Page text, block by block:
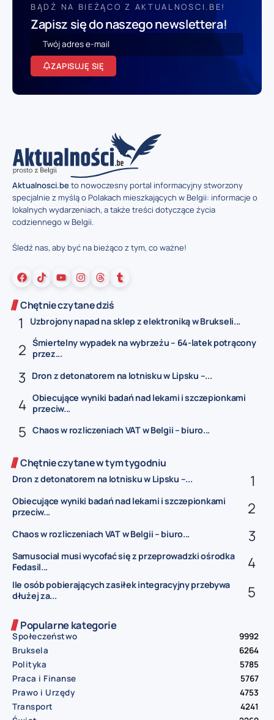
BĄDŹ NA BIEŻĄCO Z AKTUALNOSCI.BE!
Zapisz się do naszego newslettera!
ZAPISUJĘ SIĘ
Aktualnosci.beto nowoczesny portal informacyjny stworzony
specjalnie z myślą o Polakach mieszkających w Belgii: informacje o
lokalnych wydarzeniach, a także treści dotyczące życia
codziennego w Belgii.
Śledź nas, aby być na bieżąco z tym, co ważne!
Chętnie czytane dziś
Uzbrojony napad na sklep z elektroniką w Brukseli...
Śmiertelny wypadek na wybrzeżu – 64-latek potrącony
przez...
Dron z detonatorem na lotnisku w Lipsku –...
Obiecujące wyniki badań nad lekami i szczepionkami
przeciw...
Chaos w rozliczeniach VAT w Belgii – biuro...
Chętnie czytane w tym tygodniu
Dron z detonatorem na lotnisku w Lipsku –...
Obiecujące wyniki badań nad lekami i szczepionkami
przeciw...
Chaos w rozliczeniach VAT w Belgii – biuro...
Samusocial musi wycofać się z przeprowadzki ośrodka
Fedasil...
Ile osób pobierających zasiłek integracyjny przebywa
dłużej za...
Popularne kategorie
Społeczeństwo
9992
Bruksela
6264
Polityka
5785
Praca i Finanse
5767
Prawo i Urzędy
4753
Transport
4241